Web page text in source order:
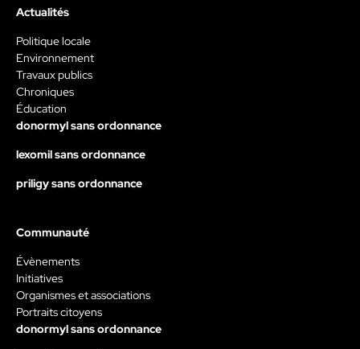
Actualités
Politique locale
Environnement
Travaux publics
Chroniques
Éducation
donormyl sans ordonnance
lexomil sans ordonnance
priligy sans ordonnance
Communauté
Évènements
Initiatives
Organismes et associations
Portraits citoyens
donormyl sans ordonnance